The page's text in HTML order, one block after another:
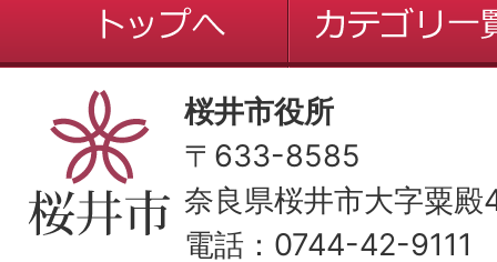
桜井市役所
〒633-8585
奈良県桜井市大字粟
電話：0744-42-9111